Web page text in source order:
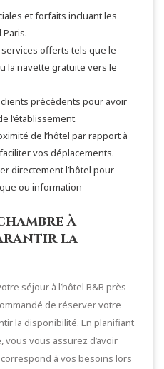
et forfaits incluant les
offerts tels que le
la navette gratuite vers le
précédents pour avoir
l’établissement.
de l’hôtel par rapport à
vos déplacements.
directement l’hôtel pour
ou information
à
la
séjour à l’hôtel B&B près
de réserver votre
la disponibilité. En planifiant
vous vous assurez d’avoir
à vos besoins lors